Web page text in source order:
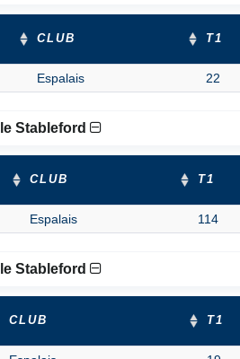
CLUB T1
Espalais 22
Stableford
CLUB T1
Espalais 114
Stableford
CLUB T1